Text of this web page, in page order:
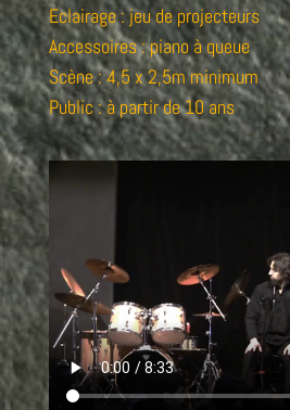
Eclairage : jeu de projecteurs
Accessoires : piano à queue
Scène : 4,5 x 2,5m minimum
Public : à partir de 10 ans